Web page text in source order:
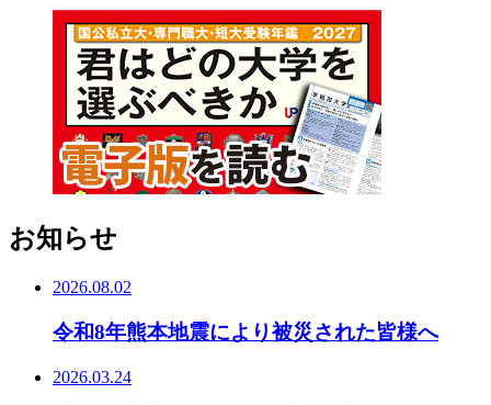
お知らせ
2026.08.02
令和8年熊本地震により被災された皆様へ
2026.03.24